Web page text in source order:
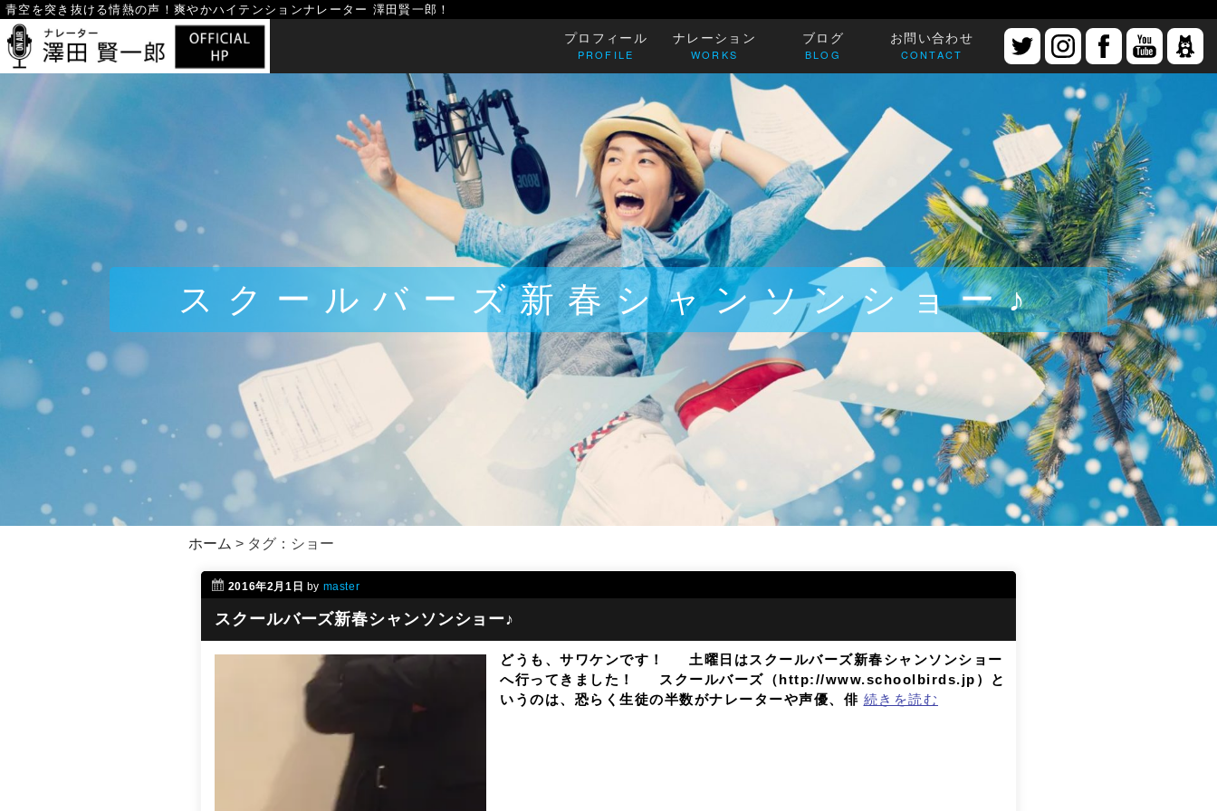
Skip
content
青空を突き抜ける情熱の声！ 爽やかハイテンションナレーター 澤田賢一郎！
プロフィール
PROFILE
ナレーション
WORKS
ブログ
BLOG
お問い合わせ
CONTACT
スクールバーズ新春シャンソンショー♪
ホーム > タグ：ショー
2016年2月1日 by master
スクールバーズ新春シャンソンショー♪
どうも、サワケンです！ 土曜日はスクールバーズ新春シャンソンショー
へ行ってきました！ スクールバーズ（http://www.schoolbirds.jp）と
いうのは、恐らく生徒の半数がナレーターや声優、俳 続きを読む